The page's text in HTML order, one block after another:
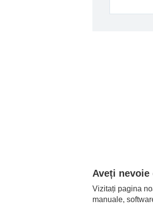
Aveți nevoie
Vizitați pagina
manuale,